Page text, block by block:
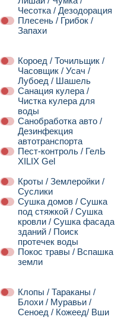
Чесотка / Дезодорация
Плесень / Грибок /
Запахи
Короед / Точильщик /
Часовщик / Усач /
Лубоед / Шашель
Санация кулера /
Чистка кулера для
воды
Санобработка авто /
Дезинфекция
автотранспорта
Пест-контроль / ГелЬ
XILIX Gel
Кроты / Землеройки /
Суслики
Сушка домов / Сушка
под стяжкой / Сушка
кровли / Сушка фасада
зданий / Поиск
протечек воды
Покос травы / Вспашка
земли
Клопы / Тараканы /
Блохи / Муравьи /
Сеноед / Кожеед/ Вши